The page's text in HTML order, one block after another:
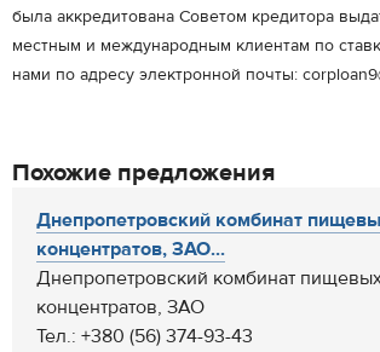
была аккредитована Советом кредитора
местным и международным клиентам по
нами по адресу электронной почты:
Похожие предложения
Днепропетровский комбинат
концентратов, ЗАО...
Днепропетровский комбинат
концентратов, ЗАО
Тел.: +380 (56) 374-93-43